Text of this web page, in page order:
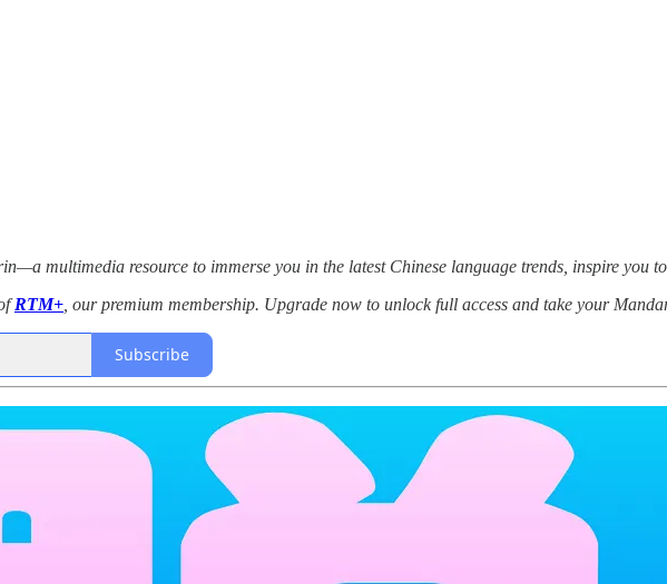
multimedia resource to immerse you in the latest Chinese language trends, inspire
RTM+ , our premium membership. Upgrade now to unlock full access and take your
Subscribe